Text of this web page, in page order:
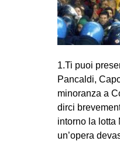
1.Ti puoi
Pancaldi,
minoranza a
dirci
intorno la lotta
un’opera